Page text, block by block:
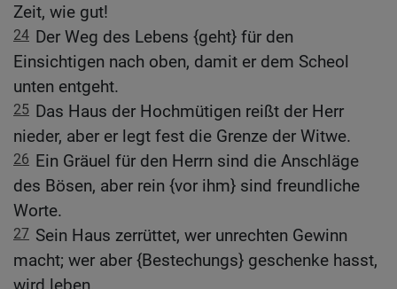
Zeit, wie gut!
24 Der Weg des Lebens {geht} für den
Einsichtigen nach oben, damit er dem Scheol
unten entgeht.
25 Das Haus der Hochmütigen reißt der Herr
nieder, aber er legt fest die Grenze der Witwe.
26 Ein Gräuel für den Herrn sind die Anschläge
des Bösen, aber rein {vor ihm} sind freundliche
Worte.
27 Sein Haus zerrüttet, wer unrechten Gewinn
macht; wer aber {Bestechungs} geschenke hasst,
wird leben.